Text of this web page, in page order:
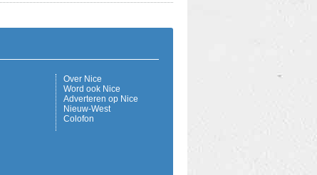
Over Nice
Word ook Nice
Adverteren op Nice
Nieuw-West
Colofon